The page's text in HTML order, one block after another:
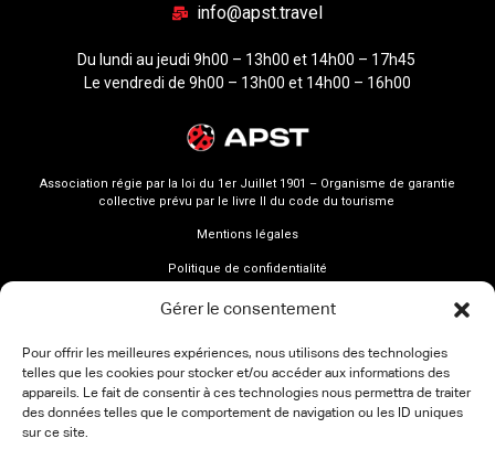
Gérer le consentement
Pour offrir les meilleures expériences, nous utilisons des technologies
telles que les cookies pour stocker et/ou accéder aux informations des
appareils. Le fait de consentir à ces technologies nous permettra de traiter
des données telles que le comportement de navigation ou les ID uniques
sur ce site.
info@apst.travel
Du lundi au jeudi 9h00 – 13h00 et 14h00 – 17h45
Le vendredi de 9h00 – 13h00 et 14h00 – 16h00
Association régie par la loi du 1er Juillet 1901 – Organisme de garantie
collective prévu par le livre II du code du tourisme
Mentions légales
Politique de confidentialité